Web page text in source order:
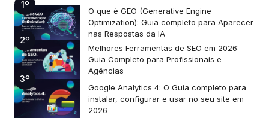
O que é GEO (Generative Engine
Optimization): Guia completo para Aparecer
nas Respostas da IA
1º
Melhores Ferramentas de SEO em 2026:
Guia Completo para Profissionais e
Agências
2º
Google Analytics 4: O Guia completo para
instalar, configurar e usar no seu site em
2026
3º